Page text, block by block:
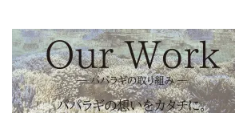
日々の活動状況や報告はXで公開中！
https://x.com/papalagidivers?s=20
【パパラギダイビングスクール Blog
】
お得なイベント告知やツアー情報を知りたい
https://papalagi-blog.com/